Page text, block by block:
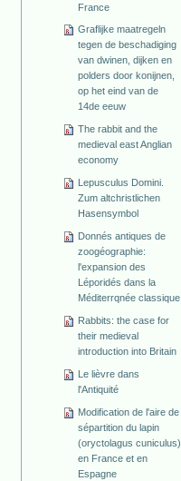
France
Graflijke maatregeln
tegen de beschadiging
van dwinen, dijken en
polders door konijnen,
op het eind van de
14de eeuw
The rabbit and the
medieval east Anglian
economy
Lepusculus Domini.
Zum altchristlichen
Hasensymbol
Donnés antiques de
zoogéographie:
l'expansion des
Léporidés dans la
Méditerrqnée classique
Rabbits: the case for
their medieval
introduction into Britain
Le lièvre dans
l'Antiquité
Modification de l'aire de
sépartition du lapin
(oryctolagus cuniculus)
en France et en
Espagne